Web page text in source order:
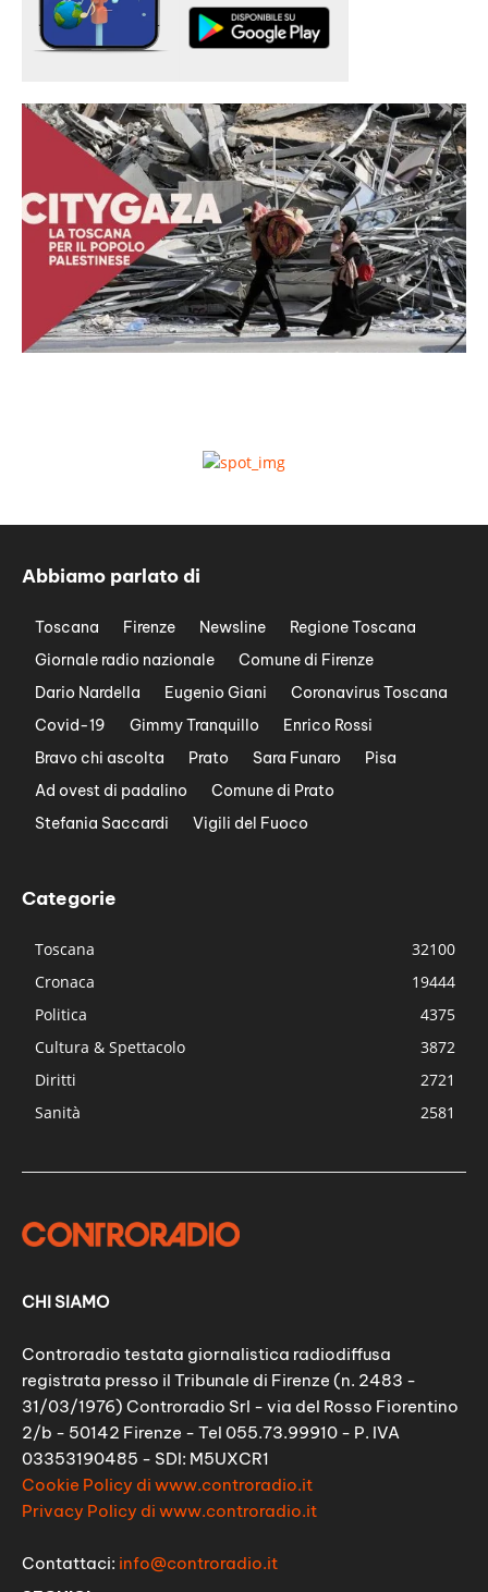
Abbiamo parlato di
Toscana Firenze Newsline
Regione Toscana
Giornale radio nazionale
Comune di Firenze
Dario Nardella
Eugenio Giani
Coronavirus Toscana
Covid-19
Gimmy Tranquillo
Enrico Rossi
Bravo chi ascolta
Prato Sara Funaro
Pisa
Ad ovest di padalino
Comune di Prato
Stefania Saccardi
Vigili del Fuoco
Categorie
Toscana
32100
Cronaca
19444
Politica
4375
Cultura & Spettacolo
3872
Diritti
2721
Sanità
2581
CHI SIAMO
Controradio testata giornalistica radiodiffusa
registrata presso il Tribunale di Firenze (n. 2483 -
31/03/1976) Controradio Srl - via del Rosso Fiorentino
2/b - 50142 Firenze - Tel 055.73.99910 - P. IVA
03353190485 - SDI: M5UXCR1
Cookie Policy di www.controradio.it
Privacy Policy di www.controradio.it
Contattaci: info@controradio.it